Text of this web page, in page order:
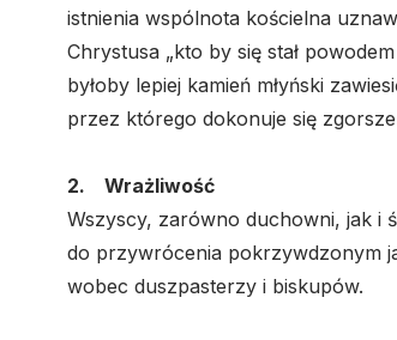
istnienia wspólnota kościelna
Chrystusa „kto by się stał
byłoby lepiej kamień młyński
przez którego dokonuje się
2. Wrażliwość
Wszyscy, zarówno duchowni, jak i
do przywrócenia pokrzywdzonym
wobec duszpasterzy i biskupów.